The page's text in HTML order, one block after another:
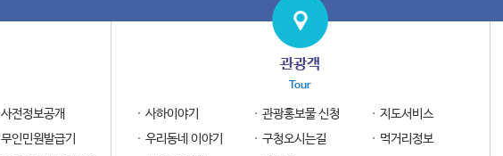
사전정보공개
무인민원발급기
관광객
Tour
사하이야기 관광홍보물 신청
지도서비스
우리동네 이야기
구청오시는길
먹거리정보